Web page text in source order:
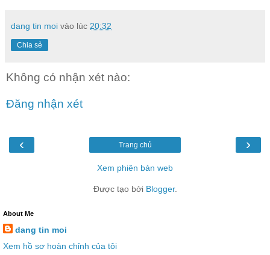
dang tin moi vào lúc 20:32
Chia sẻ
Không có nhận xét nào:
Đăng nhận xét
‹ ›
Trang chủ
Xem phiên bản web
Được tạo bởi Blogger.
About Me
dang tin moi
Xem hồ sơ hoàn chỉnh của tôi